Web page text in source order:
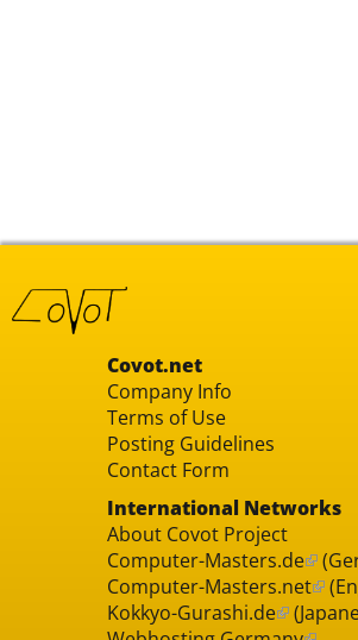
Covot.net
Company Info
Terms of Use
Posting Guidelines
Contact Form
International Networks
About Covot Project
Computer-Masters.de
Computer-Masters.net
Kokkyo-Gurashi.de